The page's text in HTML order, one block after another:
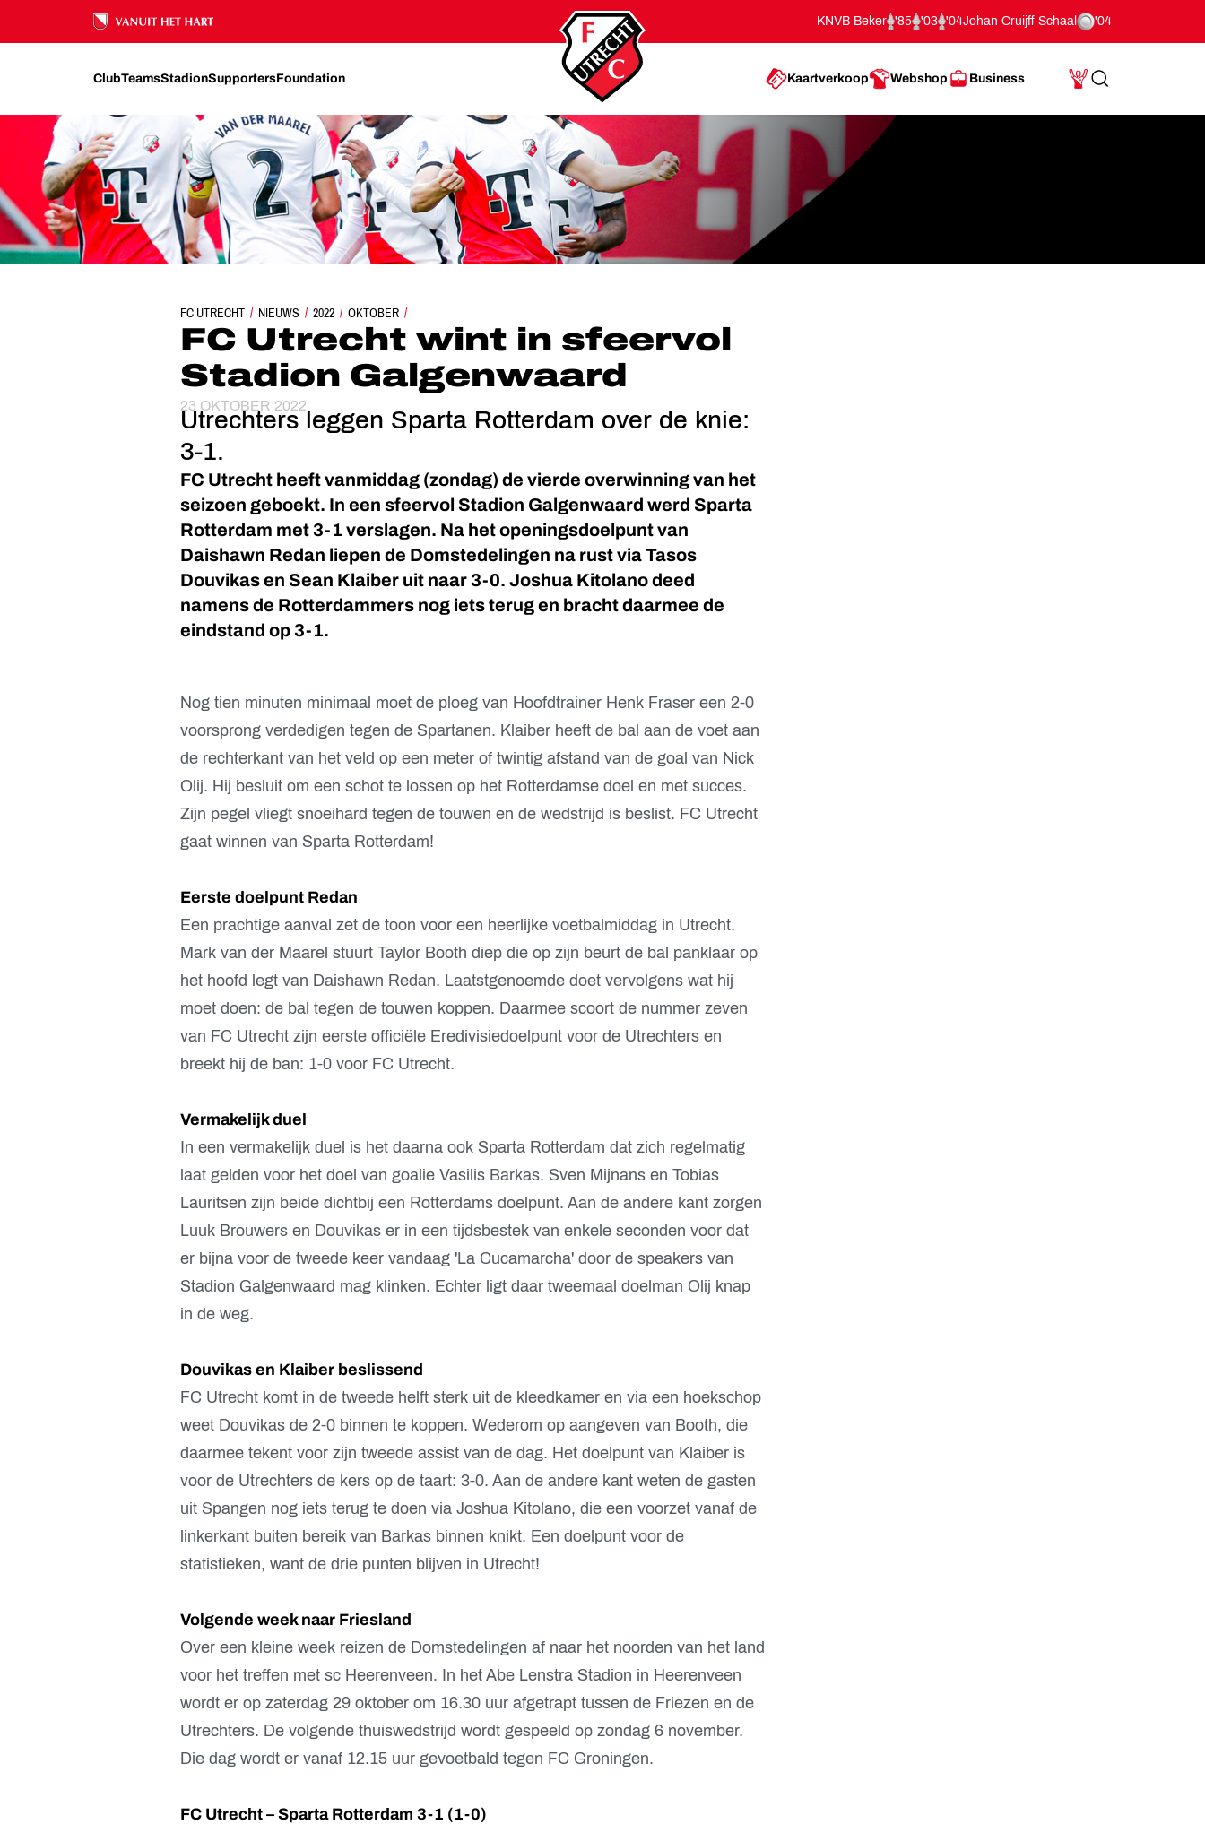
Ons nalatenschap
KNVB Beker '85 '03 '04Johan Cruijff Schaal '04
ClubTeamsStadionSupportersFoundation Kaartverkoop Webshop Business
Mijn Account
Search
FC UTRECHT NIEUWS 2022 OKTOBER
FC UTRECHT WINT IN SFEERVOL STADION GALGENWAARD
FC Utrecht wint in sfeervol
Stadion Galgenwaard
23 OKTOBER 2022
Utrechters leggen Sparta Rotterdam over de knie:
3-1.
FC Utrecht heeft vanmiddag (zondag) de vierde overwinning van het
seizoen geboekt. In een sfeervol Stadion Galgenwaard werd Sparta
Rotterdam met 3-1 verslagen. Na het openingsdoelpunt van
Daishawn Redan liepen de Domstedelingen na rust via Tasos
Douvikas en Sean Klaiber uit naar 3-0. Joshua Kitolano deed
namens de Rotterdammers nog iets terug en bracht daarmee de
eindstand op 3-1.
Nog tien minuten minimaal moet de ploeg van Hoofdtrainer Henk Fraser een 2-0
voorsprong verdedigen tegen de Spartanen. Klaiber heeft de bal aan de voet aan
de rechterkant van het veld op een meter of twintig afstand van de goal van Nick
Olij. Hij besluit om een schot te lossen op het Rotterdamse doel en met succes.
Zijn pegel vliegt snoeihard tegen de touwen en de wedstrijd is beslist. FC Utrecht
gaat winnen van Sparta Rotterdam!
Eerste doelpunt Redan
Een prachtige aanval zet de toon voor een heerlijke voetbalmiddag in Utrecht.
Mark van der Maarel stuurt Taylor Booth diep die op zijn beurt de bal panklaar op
het hoofd legt van Daishawn Redan. Laatstgenoemde doet vervolgens wat hij
moet doen: de bal tegen de touwen koppen. Daarmee scoort de nummer zeven
van FC Utrecht zijn eerste officiële Eredivisiedoelpunt voor de Utrechters en
breekt hij de ban: 1-0 voor FC Utrecht.
Vermakelijk duel
In een vermakelijk duel is het daarna ook Sparta Rotterdam dat zich regelmatig
laat gelden voor het doel van goalie Vasilis Barkas. Sven Mijnans en Tobias
Lauritsen zijn beide dichtbij een Rotterdams doelpunt. Aan de andere kant zorgen
Luuk Brouwers en Douvikas er in een tijdsbestek van enkele seconden voor dat
er bijna voor de tweede keer vandaag 'La Cucamarcha' door de speakers van
Stadion Galgenwaard mag klinken. Echter ligt daar tweemaal doelman Olij knap
in de weg.
Douvikas en Klaiber beslissend
FC Utrecht komt in de tweede helft sterk uit de kleedkamer en via een hoekschop
weet Douvikas de 2-0 binnen te koppen. Wederom op aangeven van Booth, die
daarmee tekent voor zijn tweede assist van de dag. Het doelpunt van Klaiber is
voor de Utrechters de kers op de taart: 3-0. Aan de andere kant weten de gasten
uit Spangen nog iets terug te doen via Joshua Kitolano, die een voorzet vanaf de
linkerkant buiten bereik van Barkas binnen knikt. Een doelpunt voor de
statistieken, want de drie punten blijven in Utrecht!
Volgende week naar Friesland
Over een kleine week reizen de Domstedelingen af naar het noorden van het land
voor het treffen met sc Heerenveen. In het Abe Lenstra Stadion in Heerenveen
wordt er op zaterdag 29 oktober om 16.30 uur afgetrapt tussen de Friezen en de
Utrechters. De volgende thuiswedstrijd wordt gespeeld op zondag 6 november.
Die dag wordt er vanaf 12.15 uur gevoetbald tegen FC Groningen.
FC Utrecht – Sparta Rotterdam 3-1 (1-0)